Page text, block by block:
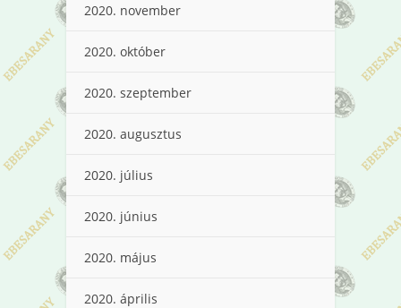
2020. november
2020. október
2020. szeptember
2020. augusztus
2020. július
2020. június
2020. május
2020. április